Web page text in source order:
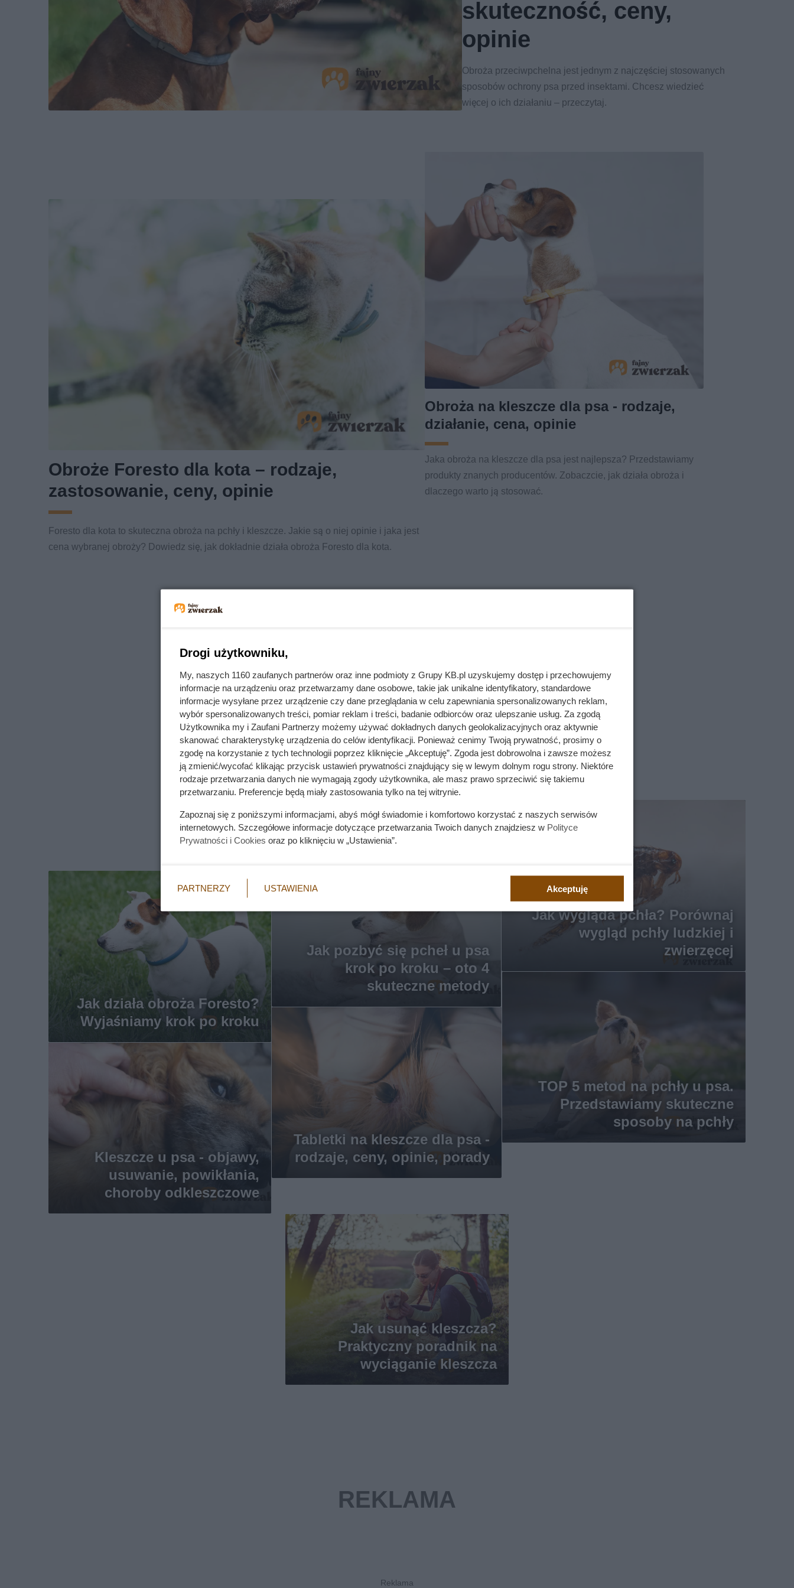
skuteczność, ceny,
opinie
Obroża przeciwpchelna jest jednym z najczęściej stosowanych
sposobów ochrony psa przed insektami. Chcesz wiedzieć
więcej o ich działaniu – przeczytaj.
Obroże Foresto dla kota – rodzaje,
zastosowanie, ceny, opinie
Foresto dla kota to skuteczna obroża na pchły i kleszcze. Jakie są o niej opinie i jaka jest
cena wybranej obroży? Dowiedz się, jak dokładnie działa obroża Foresto dla kota.
Obroża na kleszcze dla psa - rodzaje,
działanie, cena, opinie
Jaka obroża na kleszcze dla psa jest najlepsza? Przedstawiamy
produkty znanych producentów. Zobaczcie, jak działa obroża i
dlaczego warto ją stosować.
Jak działa obroża Foresto?
Wyjaśniamy krok po kroku
Jak pozbyć się pcheł u psa
krok po kroku – oto 4
skuteczne metody
Jak wygląda pchła? Porównaj
wygląd pchły ludzkiej i
zwierzęcej
Kleszcze u psa - objawy,
usuwanie, powikłania,
choroby odkleszczowe
Tabletki na kleszcze dla psa -
rodzaje, ceny, opinie, porady
TOP 5 metod na pchły u psa.
Przedstawiamy skuteczne
sposoby na pchły
Jak usunąć kleszcza?
Praktyczny poradnik na
wyciąganie kleszcza
Drogi użytkowniku,
My, naszych 1160 zaufanych partnerów oraz inne podmioty z Grupy KB.pl uzyskujemy dostęp i przechowujemy
informacje na urządzeniu oraz przetwarzamy dane osobowe, takie jak unikalne identyfikatory, standardowe
informacje wysyłane przez urządzenie czy dane przeglądania w celu zapewniania spersonalizowanych reklam,
wybór spersonalizowanych treści, pomiar reklam i treści, badanie odbiorców oraz ulepszanie usług. Za zgodą
Użytkownika my i Zaufani Partnerzy możemy używać dokładnych danych geolokalizacyjnych oraz aktywnie
skanować charakterystykę urządzenia do celów identyfikacji. Ponieważ cenimy Twoją prywatność, prosimy o
zgodę na korzystanie z tych technologii poprzez kliknięcie „Akceptuję”. Zgoda jest dobrowolna i zawsze możesz
ją zmienić/wycofać klikając przycisk ustawień prywatności znajdujący się w lewym dolnym rogu strony. Niektóre
rodzaje przetwarzania danych nie wymagają zgody użytkownika, ale masz prawo sprzeciwić się takiemu
przetwarzaniu. Preferencje będą miały zastosowania tylko na tej witrynie.
Zapoznaj się z poniższymi informacjami, abyś mógł świadomie i komfortowo korzystać z naszych serwisów
internetowych. Szczegółowe informacje dotyczące przetwarzania Twoich danych znajdziesz w Polityce
Prywatności i Cookies oraz po kliknięciu w „Ustawienia”.
PARTNERZY USTAWIENIA Akceptuję